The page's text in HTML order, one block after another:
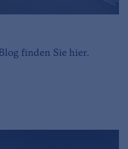
finden Sie hier.